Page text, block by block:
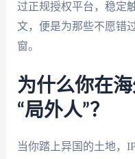
过正规授权平台，稳定
文，便是为那些不愿错
窗。
为什么你在
“局外人”？
当你踏上异国的土地，